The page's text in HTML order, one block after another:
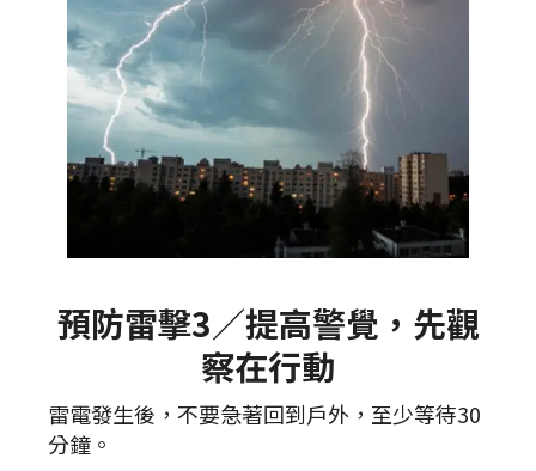
預防雷擊3／提高警覺，先觀
察在行動
雷電發生後，不要急著回到戶外，至少等待30
分鐘。